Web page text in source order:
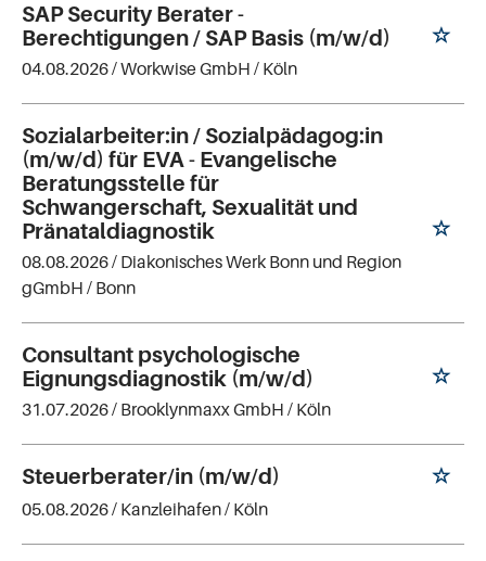
SAP Security Berater -
Berechtigungen / SAP Basis (m/w/d)
04.08.2026 /Workwise GmbH / Köln
Sozialarbeiter:in / Sozialpädagog:in
(m/w/d) für EVA - Evangelische
Beratungsstelle für
Schwangerschaft, Sexualität und
Pränataldiagnostik
08.08.2026 / Diakonisches Werk Bonn und Region
gGmbH / Bonn
Consultant psychologische
Eignungsdiagnostik (m/w/d)
31.07.2026 / Brooklynmaxx GmbH / Köln
Steuerberater/in (m/w/d)
05.08.2026 / Kanzleihafen/ Köln